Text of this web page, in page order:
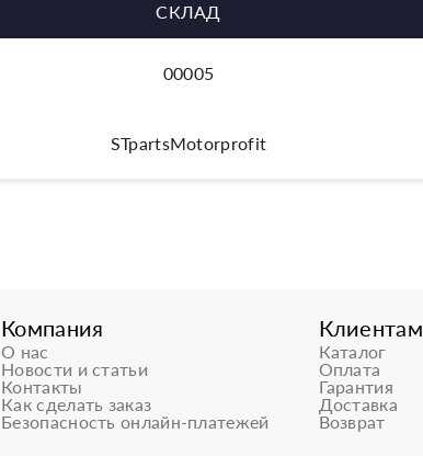
СКЛАД
00005
STpartsMotorprofit
Компания
О нас
Новости и статьи
Контакты
Как сделать заказ
Безопасность онлайн-платежей
Клиентам
Каталог
Оплата
Гарантия
Доставка
Возврат